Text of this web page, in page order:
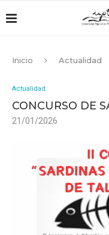
Inicio Actualidad
Actualidad
CONCURSO DE
21/01/2026